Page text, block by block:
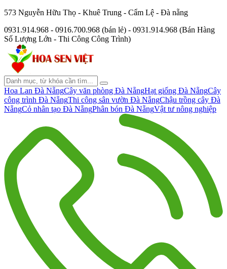
573 Nguyễn Hữu Thọ - Khuê Trung - Cẩm Lệ - Đà nẵng
0931.914.968 - 0916.700.968 (bán lẻ) - 0931.914.968 (Bán Hàng
Số Lượng Lớn - Thi Công Công Trình)
Hoa Lan Đà NẵngCây văn phòng Đà NẵngHạt giống Đà NẵngCây
công trình Đà NẵngThi công sân vườn Đà NẵngChậu trồng cây Đà
NẵngCỏ nhân tạo Đà NẵngPhân bón Đà NẵngVật tư nông nghiệp